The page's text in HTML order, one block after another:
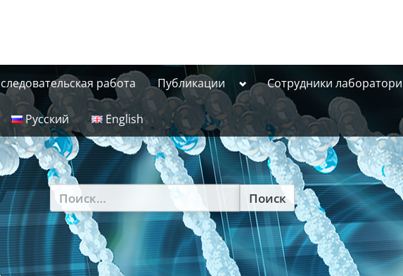
работа Публикации Toggle
sub-
menu
Сотрудники
Русский English
Найти: